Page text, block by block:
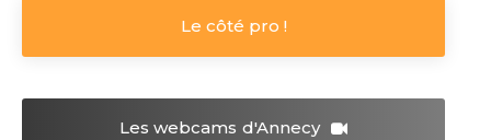
Le côté pro !
Les webcams d'Annecy